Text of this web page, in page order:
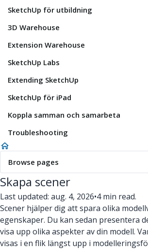
SketchUp för utbildning
3D Warehouse
Extension Warehouse
SketchUp Labs
Extending SketchUp
SketchUp för iPad
Koppla samman och samarbeta
Troubleshooting
Browse pages
Skapa scener
Last updated: aug. 4, 2026•4 min read.
Scener hjälper dig att spara olika
egenskaper. Du kan sedan presentera
visa upp olika aspekter av din modell.
visas i en flik längst upp i